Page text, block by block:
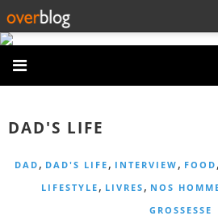
DAD'S LIFE
DAD, DAD'S LIFE, INTERVIEW, FOOD
LIFESTYLE, LIVRES, NOS
GROSSESSE